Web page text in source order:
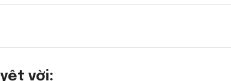
vời: